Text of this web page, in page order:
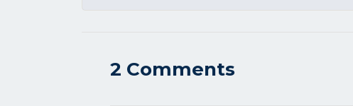
2 Comments